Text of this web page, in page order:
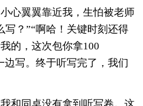
心翼翼靠近我，生怕被老师
写？”“啊哈！关键时刻还得
的，这次包你拿100
边写。终于听写完了，我们